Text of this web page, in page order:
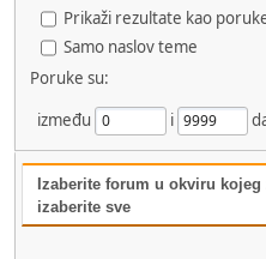
Prikaži rezultate kao
Samo naslov teme
Poruke su:
između
i
Izaberite forum u okviru
izaberite sve